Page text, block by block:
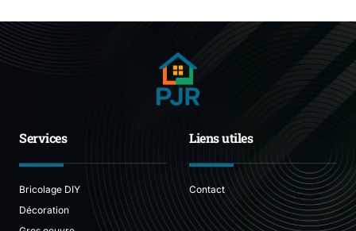
Services
Bricolage DIY
Décoration
Liens utiles
Contact